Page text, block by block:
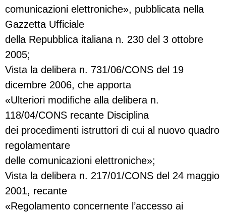
comunicazioni elettroniche», pubblicata nella
Gazzetta Ufficiale
della Repubblica italiana n. 230 del 3 ottobre
2005;
Vista la delibera n. 731/06/CONS del 19
dicembre 2006, che apporta
«Ulteriori modifiche alla delibera n.
118/04/CONS recante Disciplina
dei procedimenti istruttori di cui al nuovo quadro
regolamentare
delle comunicazioni elettroniche»;
Vista la delibera n. 217/01/CONS del 24 maggio
2001, recante
«Regolamento concernente l’accesso ai